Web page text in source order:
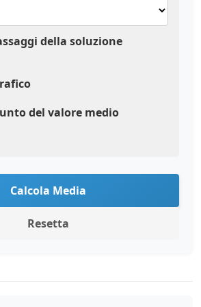
della soluzione
del valore medio
Calcola Media
Resetta